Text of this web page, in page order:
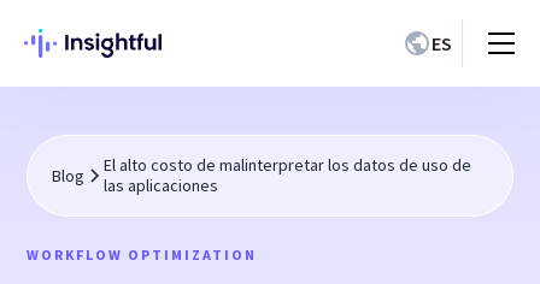
ES
Blog
El alto costo de malinterpretar los datos de uso de
las aplicaciones
WORKFLOW OPTIMIZATION